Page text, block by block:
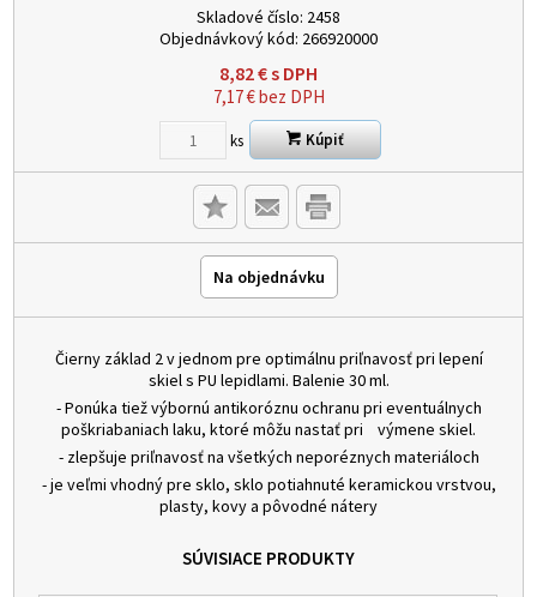
Skladové číslo: 2458
Objednávkový kód: 266920000
8,82€s DPH
7,17€bez DPH
ks Kúpiť
Na objednávku
Čierny základ 2 v jednom pre optimálnu priľnavosť pri lepení
skiel s PU lepidlami. Balenie 30 ml.
- Ponúka tiež výbornú antikoróznu ochranu pri eventuálnych
poškriabaniach laku, ktoré môžu nastať pri výmene skiel.
- zlepšuje priľnavosť na všetkých neporéznych materiáloch
- je veľmi vhodný pre sklo, sklo potiahnuté keramickou vrstvou,
plasty, kovy a pôvodné nátery
SÚVISIACE PRODUKTY